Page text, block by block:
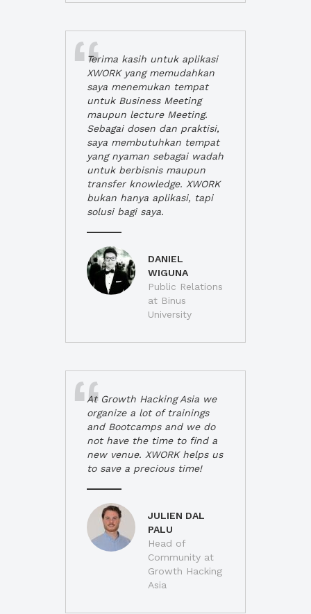
Terima kasih untuk aplikasi
XWORK yang memudahkan
saya menemukan tempat
untuk Business Meeting
maupun lecture Meeting.
Sebagai dosen dan praktisi,
saya membutuhkan tempat
yang nyaman sebagai wadah
untuk berbisnis maupun
transfer knowledge. XWORK
bukan hanya aplikasi, tapi
solusi bagi saya.
DANIEL
WIGUNA
Public Relations
at Binus
University
At Growth Hacking Asia we
organize a lot of trainings
and Bootcamps and we do
not have the time to find a
new venue. XWORK helps us
to save a precious time!
JULIEN DAL
PALU
Head of
Community at
Growth Hacking
Asia